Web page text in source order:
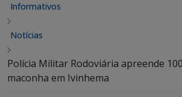
Informativos
Notícias
Polícia Militar Rodoviária apreende
maconha em Ivinhema